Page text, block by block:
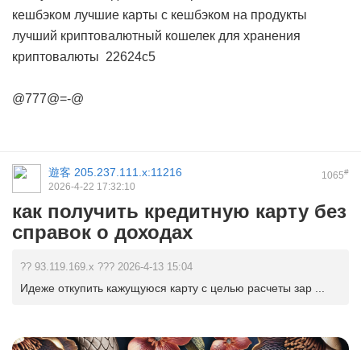
кешбэком лучшие карты с кешбэком на продукты
лучший криптовалютный кошелек для хранения
криптовалюты 22624c5
@777@=-@
1065#
遊客 205.237.111.x:11216
2026-4-22 17:32:10
как получить кредитную карту без
справок о доходах
?? 93.119.169.x ??? 2026-4-13 15:04
Идеже откупить кажущуюся карту с целью расчеты зар ...